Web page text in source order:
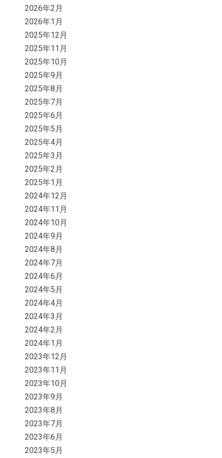
2026年2月
2026年1月
2025年12月
2025年11月
2025年10月
2025年9月
2025年8月
2025年7月
2025年6月
2025年5月
2025年4月
2025年3月
2025年2月
2025年1月
2024年12月
2024年11月
2024年10月
2024年9月
2024年8月
2024年7月
2024年6月
2024年5月
2024年4月
2024年3月
2024年2月
2024年1月
2023年12月
2023年11月
2023年10月
2023年9月
2023年8月
2023年7月
2023年6月
2023年5月